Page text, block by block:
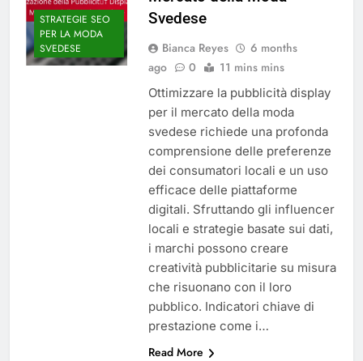
STRATEGIE SEO
PER LA MODA
SVEDESE
Svedese
Bianca Reyes
6 months
ago
0 11 mins mins
Ottimizzare la pubblicità display
per il mercato della moda
svedese richiede una profonda
comprensione delle preferenze
dei consumatori locali e un uso
efficace delle piattaforme
digitali. Sfruttando gli influencer
locali e strategie basate sui dati,
i marchi possono creare
creatività pubblicitarie su misura
che risuonano con il loro
pubblico. Indicatori chiave di
prestazione come i…
Read More